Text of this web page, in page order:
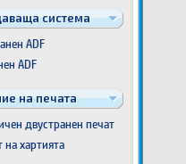
система
ADF
ADF
на печата
двустранен печат
на хартията